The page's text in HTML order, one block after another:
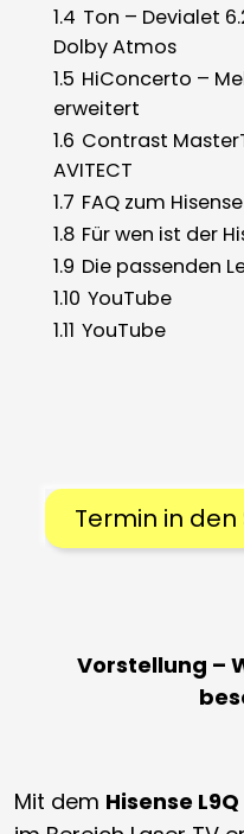
1.4 Ton – Devialet
Dolby Atmos
1.5 HiConcerto –
erweitert
1.6 Contrast
AVITECT
1.7 FAQ zum
1.8 Für wen ist der
1.9 Die passenden
1.10 YouTube
1.11 YouTube
Termin in
Vorstellung –
Mit dem Hisense L9Q